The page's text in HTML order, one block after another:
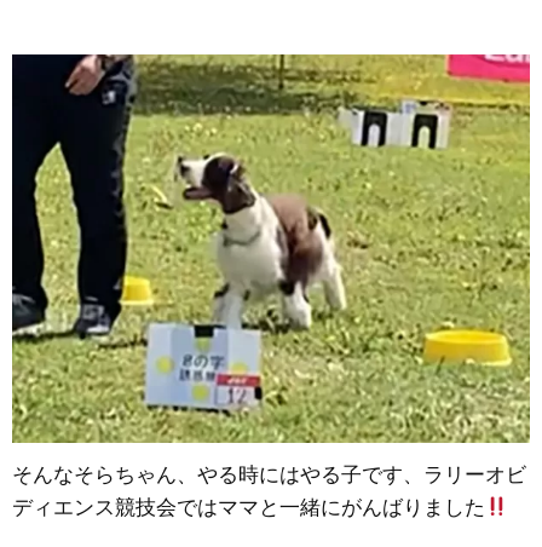
そんなそらちゃん、やる時にはやる子です、ラリーオビ
ディエンス競技会ではママと一緒にがんばりました